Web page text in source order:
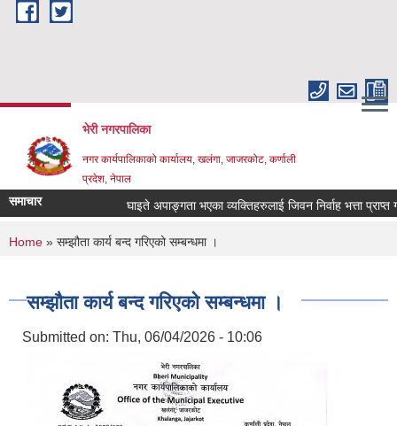
Skip to main content
भेरी नगरपालिका
नगर कार्यपालिकाको कार्यालय, खलंगा, जाजरकोट, कर्णाली
प्रदेश, नेपाल
समाचार घाइते अपाङ्गता भएका व्यक्तिहरुलाई जिवन निर्वाह भत्ता प्राप्त
You are here
Home » सम्झौता कार्य बन्द गरिएको सम्बन्धमा ।
सम्झौता कार्य बन्द गरिएको सम्बन्धमा ।
Submitted on: Thu, 06/04/2026 - 10:06